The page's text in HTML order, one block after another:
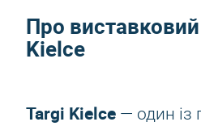
Про
Kielce
Targi Kielce — один із